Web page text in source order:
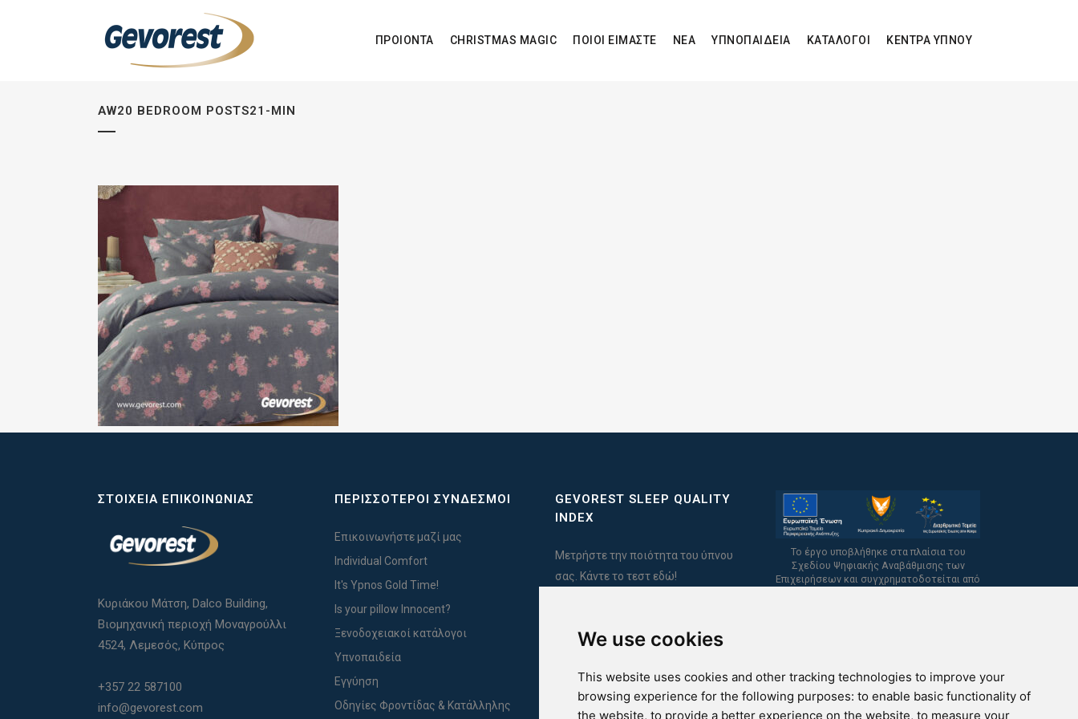
We use cookies
This website uses cookies and other tracking technologies to improve your
browsing experience for the following purposes: to enable basic functionality of
the website, to provide a better experience on the website, to measure your
ΠΡΟΙΟΝΤΑ CHRISTMAS MAGIC ΠΟΙΟΙ ΕΙΜΑΣΤΕ ΝΕΑ ΥΠΝΟΠΑΙΔΕΙΑ ΚΑΤΑΛΟΓΟΙ ΚΕΝΤΡΑ ΥΠΝΟΥ
AW20 BEDROOM POSTS21-MIN
ΣΤΟΙΧΕΊΑ ΕΠΙΚΟΙΝΩΝΊΑΣ
Κυριάκου Μάτση, Dalco Building,
Βιομηχανική περιοχή Μοναγρούλλι
4524, Λεμεσός, Κύπρος
+357 22 587100
info@gevorest.com
ΠΕΡΙΣΣΟΤΕΡΟΙ ΣΥΝΔΕΣΜΟΙ
Επικοινωνήστε μαζί μας
Individual Comfort
It's Ypnos Gold Time!
Is your pillow Innocent?
Ξενοδοχειακοί κατάλογοι
Υπνοπαιδεία
Εγγύηση
Οδηγίες Φροντίδας & Κατάλληλης
GEVOREST SLEEP QUALITY
INDEX
Μετρήστε την ποιότητα του ύπνου
σας. Κάντε το τεστ εδώ!
Το έργο υποβλήθηκε στα πλαίσια του
Σχεδίου Ψηφιακής Αναβάθμισης των
Επιχειρήσεων και συγχρηματοδοτείται από